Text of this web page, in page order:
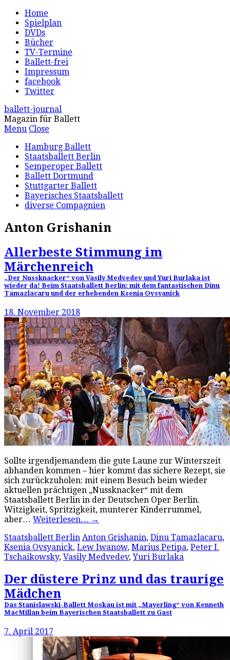
Home
Spielplan
DVDs
Bücher
TV-Termine
Ballett-frei
Impressum
facebook
Twitter
ballett-journal
Magazin für Ballett
Menu Close
Hamburg Ballett
Staatsballett Berlin
Semperoper Ballett
Ballett Dortmund
Stuttgarter Ballett
Bayerisches Staatsballett
diverse Compagnien
Anton Grishanin
Allerbeste Stimmung im
Märchenreich
„Der Nussknacker“ von Vasily Medvedev und Yuri Burlaka ist
wieder da! Beim Staatsballett Berlin: mit dem fantastischen Dinu
Tamazlacaru und der erhebenden Ksenia Ovsyanick
18. November 2018
Sollte irgendjemandem die gute Laune zur Winterszeit
abhanden kommen – hier kommt das sichere Rezept, sie
sich zurückzuholen: mit einem Besuch beim wieder
aktuellen prächtigen „Nussknacker“ mit dem
Staatsballett Berlin in der Deutschen Oper Berlin.
Witzigkeit, Spritzigkeit, munterer Kinderrummel,
aber… Weiterlesen… →
Staatsballett Berlin Anton Grishanin, Dinu Tamazlacaru,
Ksenia Ovsyanick, Lew Iwanow, Marius Petipa, Peter I.
Tschaikowsky, Vasily Medvedev,Yuri Burlaka
Der düstere Prinz und das traurige
Mädchen
Das Stanislawski-Ballett Moskau ist mit „Mayerling“ von Kenneth
MacMillan beim Bayerischen Staatsballett zu Gast
7. April 2017